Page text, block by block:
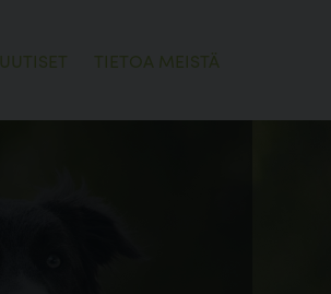
UUTISET TIETOA MEISTÄ